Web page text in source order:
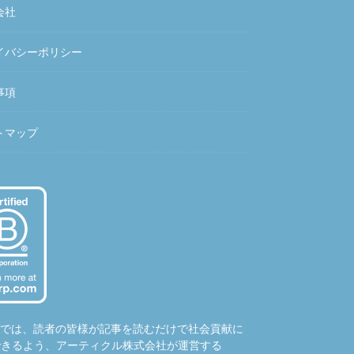
社
バシーポリシー
項
マップ
は、読者の皆様が記事を読むだけで社会貢献に
るよう、アーティクル株式会社が運営する